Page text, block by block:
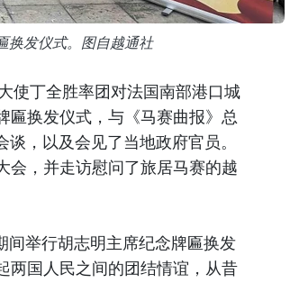
换发仪式。图自越通社
使丁全胜率团对法国南部港口城
匾换发仪式，与《马赛曲报》总
，以及会见了当地政府官员。
会，并走访慰问了旅居马赛的越
举行胡志明主席纪念牌匾换发
两国人民之间的团结情谊，从昔